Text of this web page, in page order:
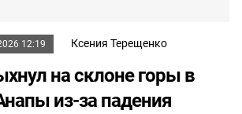
12:19 Ксения Терещенко
на склоне горы в
из-за падения